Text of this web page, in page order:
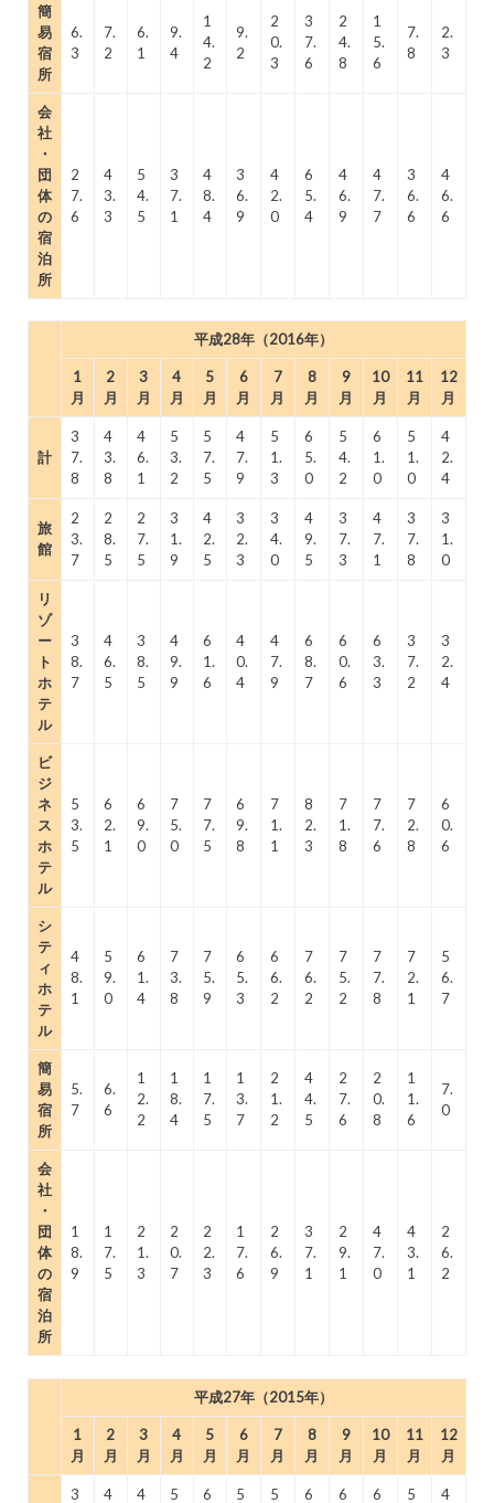
簡
易
宿
所
6.
3
7.
2
6.
1
9.
4
1
4.
2
9.
2
2
0.
3
3
7.
6
2
4.
8
1
5.
6
7.
8
2.
3
会
社
・
団
体
の
宿
泊
所
2
7.
6
4
3.
3
5
4.
5
3
7.
1
4
8.
4
3
6.
9
4
2.
0
6
5.
4
4
6.
9
4
7.
7
3
6.
6
4
6.
6
平成28年（2016年）
1
月
2
月
3
月
4
月
5
月
6
月
7
月
8
月
9
月
10
月
11
月
12
月
計
3
7.
8
4
3.
8
4
6.
1
5
3.
2
5
7.
5
4
7.
9
5
1.
3
6
5.
0
5
4.
2
6
1.
0
5
1.
0
4
2.
4
旅
館
2
3.
7
2
8.
5
2
7.
5
3
1.
9
4
2.
5
3
2.
3
3
4.
0
4
9.
5
3
7.
3
4
7.
1
3
7.
8
3
1.
0
リ
ゾ
ー
ト
ホ
テ
ル
3
8.
7
4
6.
5
3
8.
5
4
9.
9
6
1.
6
4
0.
4
4
7.
9
6
8.
7
6
0.
6
6
3.
3
3
7.
2
3
2.
4
ビ
ジ
ネ
ス
ホ
テ
ル
5
3.
5
6
2.
1
6
9.
0
7
5.
0
7
7.
5
6
9.
8
7
1.
1
8
2.
3
7
1.
8
7
7.
6
7
2.
8
6
0.
6
シ
テ
ィ
ホ
テ
ル
4
8.
1
5
9.
0
6
1.
4
7
3.
8
7
5.
9
6
5.
3
6
6.
2
7
6.
2
7
5.
2
7
7.
8
7
2.
1
5
6.
7
簡
易
宿
所
5.
7
6.
6
1
2.
2
1
8.
4
1
7.
5
1
3.
7
2
1.
2
4
4.
5
2
7.
6
2
0.
8
1
1.
6
7.
0
会
社
・
団
体
の
宿
泊
所
1
8.
9
1
7.
5
2
1.
3
2
0.
7
2
2.
3
1
7.
6
2
6.
9
3
7.
1
2
9.
1
4
7.
0
4
3.
1
2
6.
2
平成27年（2015年）
1
月
2
月
3
月
4
月
5
月
6
月
7
月
8
月
9
月
10
月
11
月
12
月
3 4 4 5 6 5 5 6 6 6 5 4